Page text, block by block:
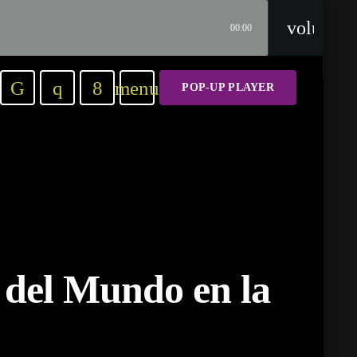
00:00
menu POP-UP PLAYER
Mundo en la